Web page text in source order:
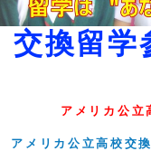
交換留学
アメリカ公立
アメリカ公立高校交